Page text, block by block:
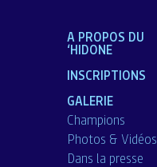
A PROPOS DU
‘HIDONE
INSCRIPTIONS
GALERIE
Champions
Photos & Vidéos
Dans la presse